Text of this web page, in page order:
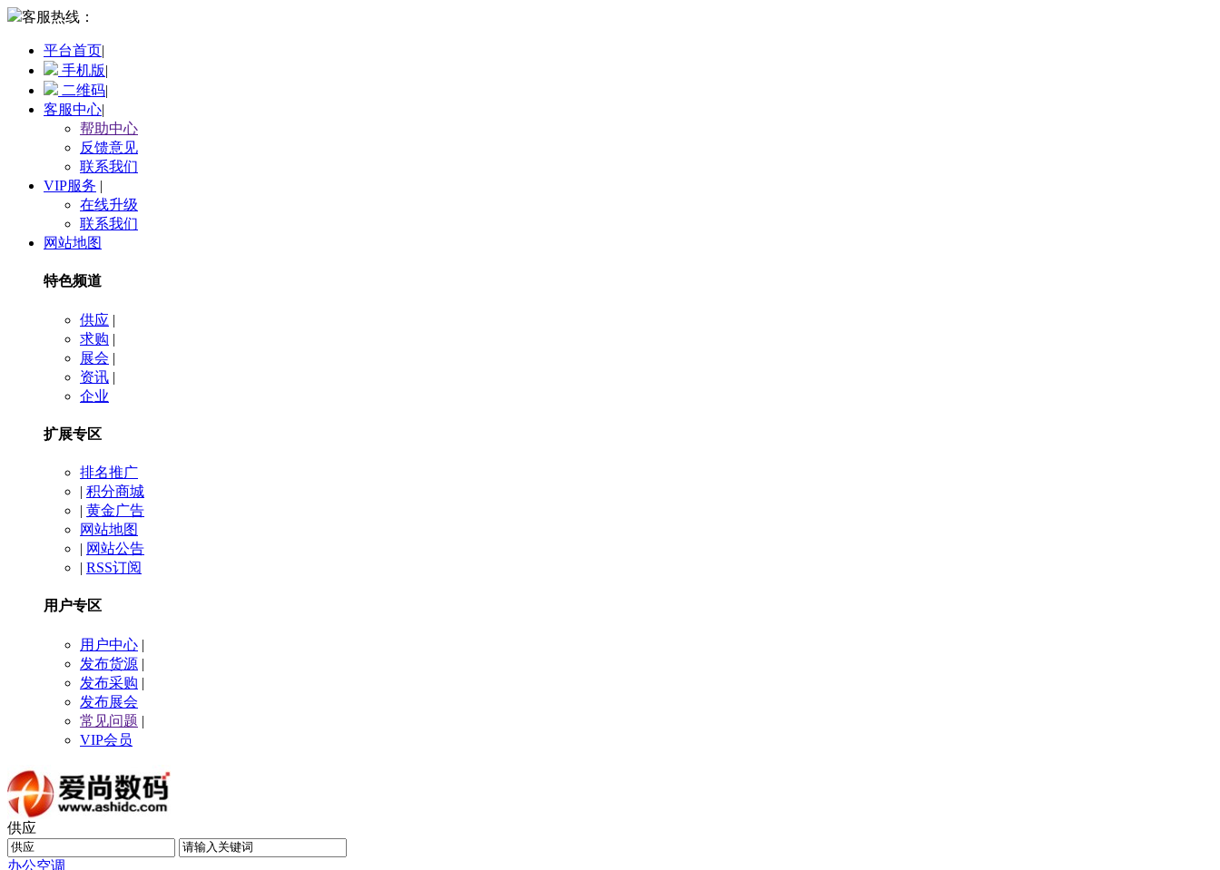
客服热线：
平台首页|
手机版|
二维码|
客服中心|
帮助中心
反馈意见
联系我们
VIP服务 |
在线升级
联系我们
网站地图
特色频道
供应 |
求购 |
展会 |
资讯 |
企业
扩展专区
排名推广
| 积分商城
| 黄金广告
网站地图
| 网站公告
| RSS订阅
用户专区
用户中心 |
发布货源 |
发布采购 |
发布展会
常见问题 |
VIP会员
供应
办公空调